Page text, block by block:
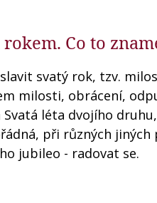
Co to
svatý rok, tzv.
milosti, obrácení,
Svatá léta dvojího
při různých
jubileo - radovat se.